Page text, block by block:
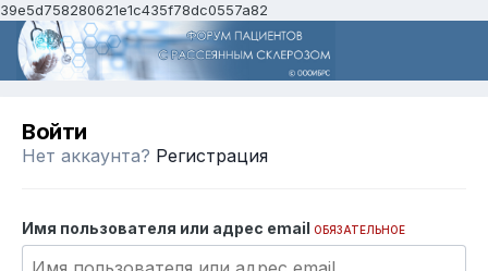
39e5d758280621e1c435f78dc0557a82
Войти
Нет аккаунта? Регистрация
Имя пользователя или адрес email ОБЯЗАТЕЛЬНОЕ